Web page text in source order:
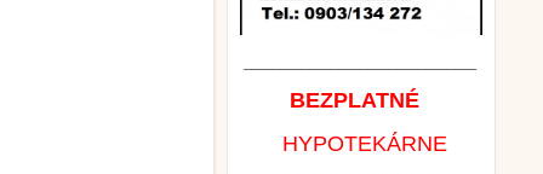
BEZPLATNÉ
HYPOTEKÁRNE